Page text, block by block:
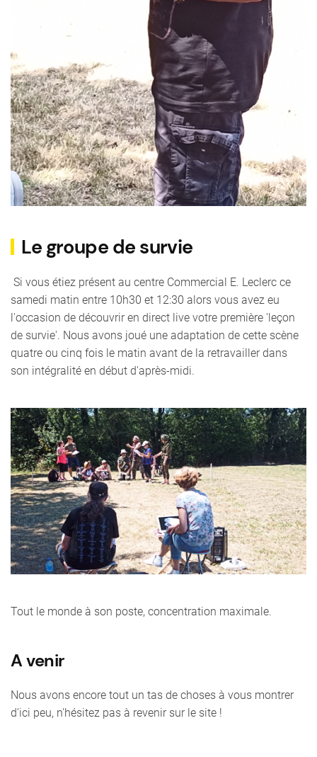
Le groupe de survie
Si vous étiez présent au centre Commercial E. Leclerc ce
samedi matin entre 10h30 et 12:30 alors vous avez eu
l'occasion de découvrir en direct live votre première 'leçon
de survie'. Nous avons joué une adaptation de cette scène
quatre ou cinq fois le matin avant de la retravailler dans
son intégralité en début d'après-midi.
Tout le monde à son poste, concentration maximale.
A venir
Nous avons encore tout un tas de choses à vous montrer
d'ici peu, n'hésitez pas à revenir sur le site !